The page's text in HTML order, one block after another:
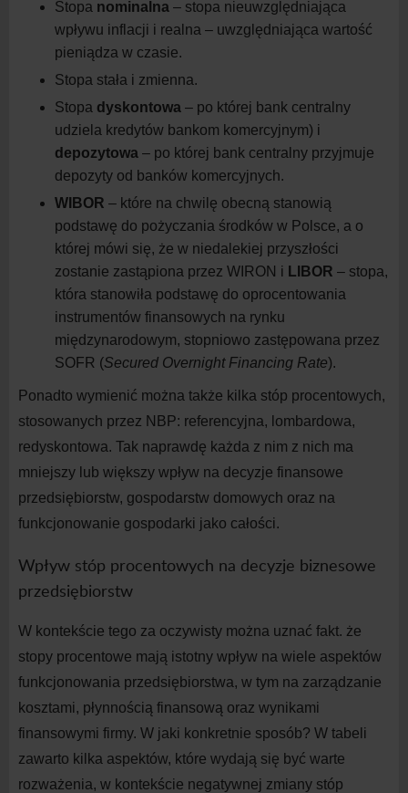
Stopa nominalna – stopa nieuwzględniająca
wpływu inflacji i realna – uwzględniająca wartość
pieniądza w czasie.
Stopa stała i zmienna.
Stopa dyskontowa – po której bank centralny
udziela kredytów bankom komercyjnym) i
depozytowa – po której bank centralny przyjmuje
depozyty od banków komercyjnych.
WIBOR – które na chwilę obecną stanowią
podstawę do pożyczania środków w Polsce, a o
której mówi się, że w niedalekiej przyszłości
zostanie zastąpiona przez WIRON i LIBOR – stopa,
która stanowiła podstawę do oprocentowania
instrumentów finansowych na rynku
międzynarodowym, stopniowo zastępowana przez
SOFR (Secured Overnight Financing Rate).
Ponadto wymienić można także kilka stóp procentowych,
stosowanych przez NBP: referencyjna, lombardowa,
redyskontowa. Tak naprawdę każda z nim z nich ma
mniejszy lub większy wpływ na decyzje finansowe
przedsiębiorstw, gospodarstw domowych oraz na
funkcjonowanie gospodarki jako całości.
Wpływ stóp procentowych na decyzje biznesowe
przedsiębiorstw
W kontekście tego za oczywisty można uznać fakt. że
stopy procentowe mają istotny wpływ na wiele aspektów
funkcjonowania przedsiębiorstwa, w tym na zarządzanie
kosztami, płynnością finansową oraz wynikami
finansowymi firmy. W jaki konkretnie sposób? W tabeli
zawarto kilka aspektów, które wydają się być warte
rozważenia, w kontekście negatywnej zmiany stóp